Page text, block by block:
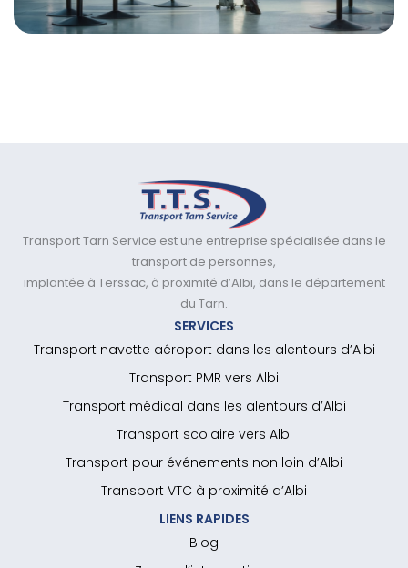
Transport Tarn Service est une entreprise spécialisée dans le
transport de personnes,
implantée à Terssac, à proximité d’Albi, dans le département
du Tarn.
SERVICES
Transport navette aéroport dans les alentours d’Albi
Transport PMR vers Albi
Transport médical dans les alentours d’Albi
Transport scolaire vers Albi
Transport pour événements non loin d’Albi
Transport VTC à proximité d’Albi
LIENS RAPIDES
Blog